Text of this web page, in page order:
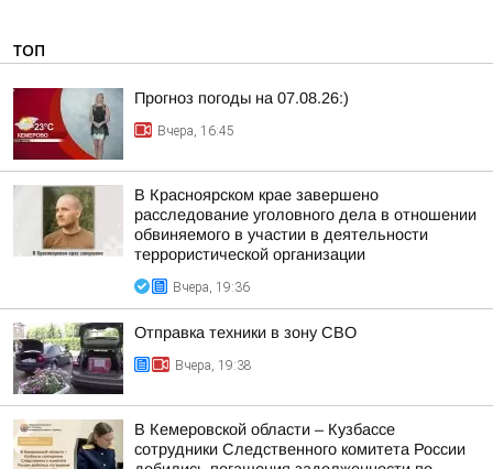
ТОП
Прогноз погоды на 07.08.26:)
Вчера, 16:45
В Красноярском крае завершено
расследование уголовного дела в отношении
обвиняемого в участии в деятельности
террористической организации
Вчера, 19:36
Отправка техники в зону СВО
Вчера, 19:38
В Кемеровской области – Кузбассе
сотрудники Следственного комитета России